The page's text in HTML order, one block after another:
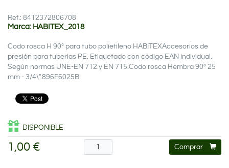
Ref.: 8412372806708
Marca: HABITEX_2018
Codo rosca H 90º para tubo polietileno HABITEXAccesorios de
presión para tuberías PE. Etiquetado con código EAN individual.
Según normas UNE-EN 712 y EN 715.Codo rosca Hembra 90º 25
mm - 3/4\".896F6025B
DISPONIBLE
1,00 € Comprar